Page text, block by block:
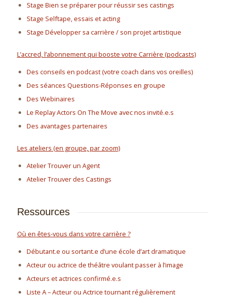
Stage Bien se préparer pour réussir ses castings
Stage Selftape, essais et acting
Stage Développer sa carrière / son projet artistique
L’accred, l’abonnement qui booste votre Carrière (podcasts)
Des conseils en podcast (votre coach dans vos oreilles)
Des séances Questions-Réponses en groupe
Des Webinaires
Le Replay Actors On The Move avec nos invité.e.s
Des avantages partenaires
Les ateliers (en groupe, par zoom)
Atelier Trouver un Agent
Atelier Trouver des Castings
Ressources
Où en êtes-vous dans votre carrière ?
Débutant.e ou sortant.e d’une école d’art dramatique
Acteur ou actrice de théâtre voulant passer à l’image
Acteurs et actrices confirmé.e.s
Liste A – Acteur ou Actrice tournant régulièrement